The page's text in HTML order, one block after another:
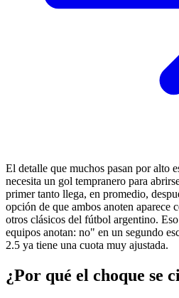
El detalle que muchos pasan por alto
necesita un gol tempranero para
primer tanto llega, en promedio,
opción de que ambos anoten aparece
otros clásicos del fútbol argentino.
equipos anotan: no" en un segundo
2.5 ya tiene una cuota muy ajustada.
¿Por qué el choque se